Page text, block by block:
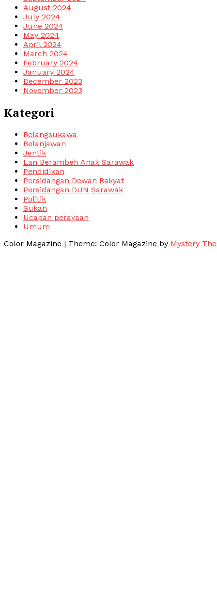
August 2024
July 2024
June 2024
May 2024
April 2024
March 2024
February 2024
January 2024
December 2023
November 2023
Kategori
Belangsukawa
Belanjawan
Jentik
Lan Berambeh Anak Sarawak
Pendidikan
Persidangan Dewan Rakyat
Persidangan DUN Sarawak
Politik
Sukan
Ucapan perayaan
Umum
Color Magazine | Theme: Color Magazine by Mystery